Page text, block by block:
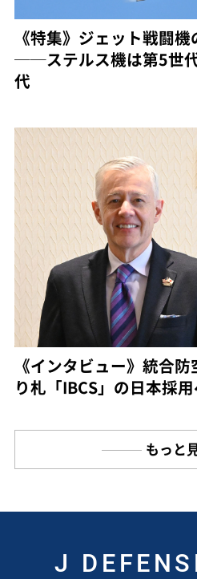
《特集》ジェット戦闘
──ステルス機は第5世
代
《インタビュー》統合
り札「IBCS」の日本採
もっと
J